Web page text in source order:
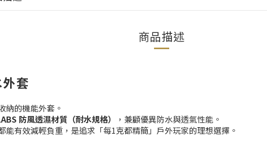
商品描述
套
納的機能外套。
防風透濕材質（耐水規格）
，兼顧優異防水與透氣性能。
有效減輕負重，是追求「每1克都精簡」戶外玩家的理想選擇。